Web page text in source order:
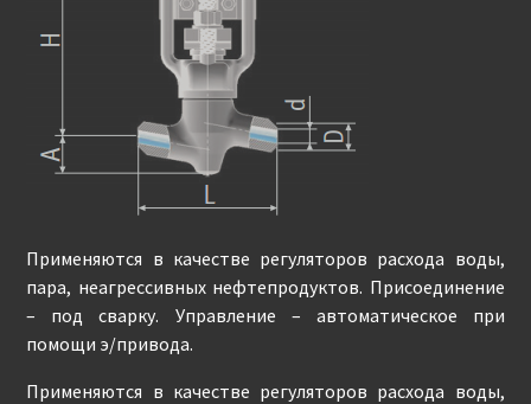
Применяются в качестве регуляторов расхода воды,
пара, неагрессивных нефтепродуктов. Присоединение
– под сварку. Управление – автоматическое при
помощи э/привода.
Применяются в качестве регуляторов расхода воды,